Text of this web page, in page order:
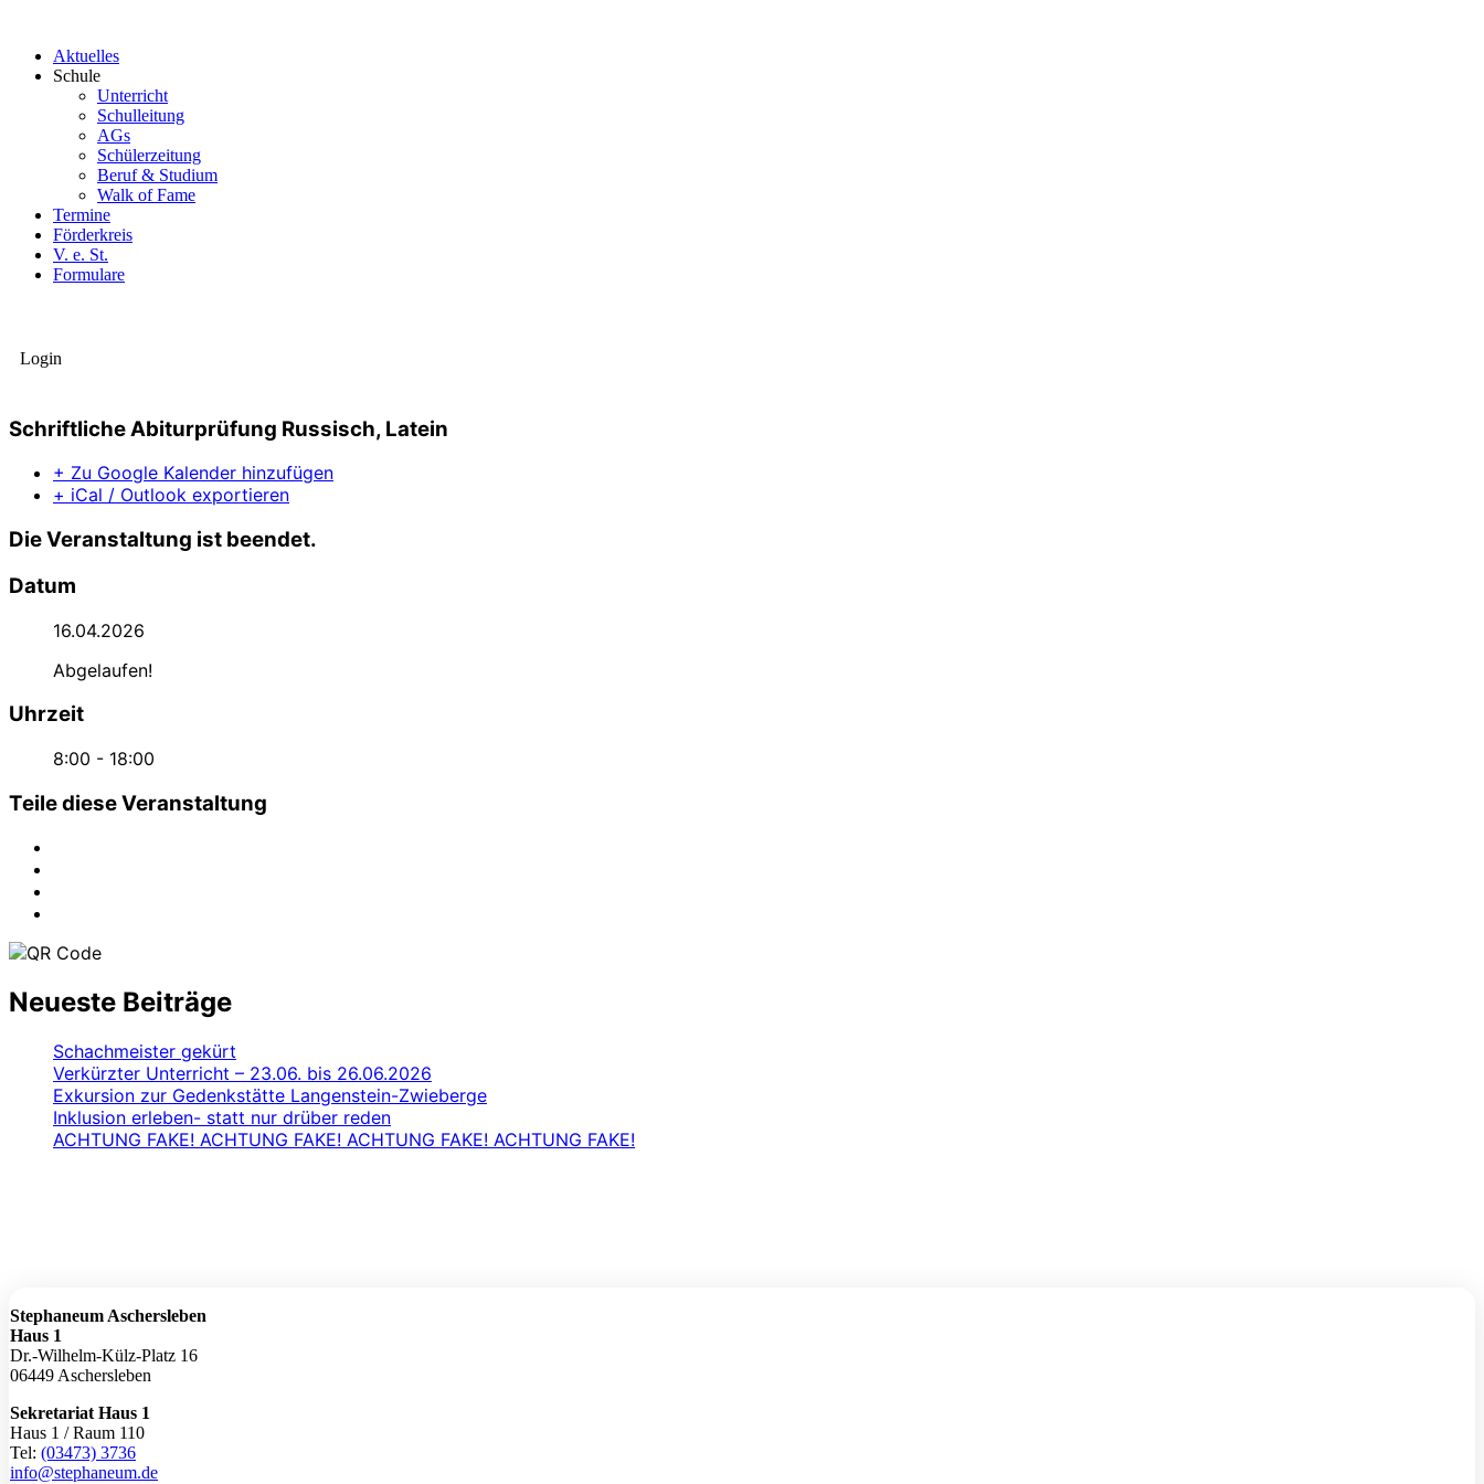
Aktuelles
Schule
Unterricht
Schulleitung
AGs
Schülerzeitung
Beruf & Studium
Walk of Fame
Termine
Förderkreis
V. e. St.
Formulare
Login
Schriftliche Abiturprüfung Russisch, Latein
+ Zu Google Kalender hinzufügen
+ iCal / Outlook exportieren
Die Veranstaltung ist beendet.
Datum
16.04.2026
Abgelaufen!
Uhrzeit
8:00 - 18:00
Teile diese Veranstaltung
Neueste Beiträge
Schachmeister gekürt
Verkürzter Unterricht – 23.06. bis 26.06.2026
Exkursion zur Gedenkstätte Langenstein-Zwieberge
Inklusion erleben- statt nur drüber reden
ACHTUNG FAKE! ACHTUNG FAKE! ACHTUNG FAKE! ACHTUNG FAKE!
Stephaneum Aschersleben
Haus 1
Dr.-Wilhelm-Külz-Platz 16
06449 Aschersleben
Sekretariat Haus 1
Haus 1 / Raum 110
Tel: (03473) 3736
info@stephaneum.de